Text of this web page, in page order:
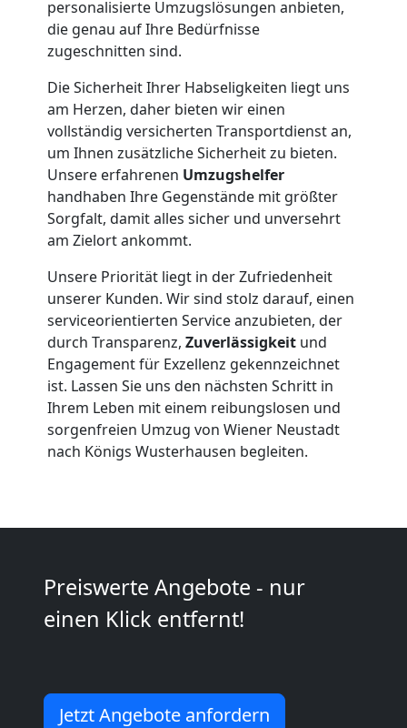
personalisierte Umzugslösungen anbieten,
die genau auf Ihre Bedürfnisse
zugeschnitten sind.
Die Sicherheit Ihrer Habseligkeiten liegt uns
am Herzen, daher bieten wir einen
vollständig versicherten Transportdienst an,
um Ihnen zusätzliche Sicherheit zu bieten.
Unsere erfahrenen Umzugshelfer
handhaben Ihre Gegenstände mit größter
Sorgfalt, damit alles sicher und unversehrt
am Zielort ankommt.
Unsere Priorität liegt in der Zufriedenheit
unserer Kunden. Wir sind stolz darauf, einen
serviceorientierten Service anzubieten, der
durch Transparenz, Zuverlässigkeit und
Engagement für Exzellenz gekennzeichnet
ist. Lassen Sie uns den nächsten Schritt in
Ihrem Leben mit einem reibungslosen und
sorgenfreien Umzug von Wiener Neustadt
nach Königs Wusterhausen begleiten.
Preiswerte Angebote - nur
einen Klick entfernt!
Jetzt Angebote anfordern
Möbelmontage
Wiener
Neustadt
Möbeltransport
Wiener
Neustadt
Beiladung
Wiener
Umzug
Neustadt